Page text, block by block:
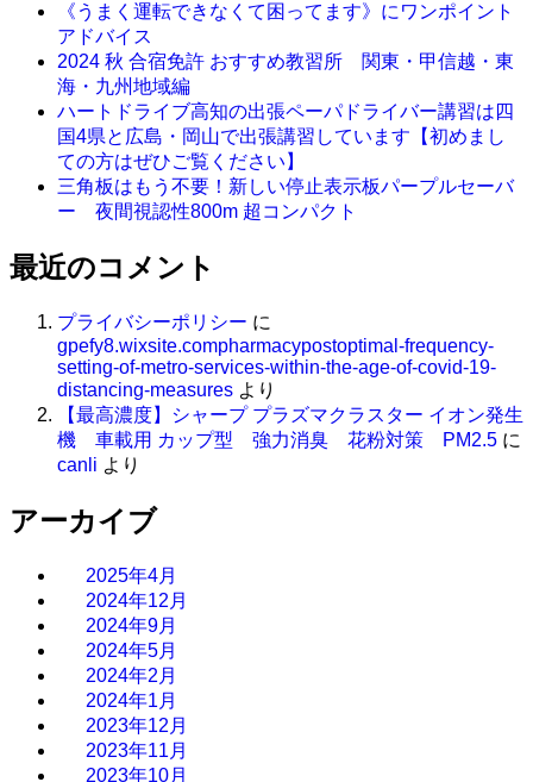
《うまく運転できなくて困ってます》にワンポイント
アドバイス
2024 秋 合宿免許 おすすめ教習所 関東・甲信越・東
海・九州地域編
ハートドライブ高知の出張ペーパドライバー講習は四
国4県と広島・岡山で出張講習しています【初めまし
ての方はぜひご覧ください】
三角板はもう不要！新しい停止表示板パープルセーバ
ー 夜間視認性800m 超コンパクト
最近のコメント
プライバシーポリシー に
gpefy8.wixsite.compharmacypostoptimal-frequency-
setting-of-metro-services-within-the-age-of-covid-19-
distancing-measures より
【最高濃度】シャープ プラズマクラスター イオン発生
機 車載用 カップ型 強力消臭 花粉対策 PM2.5 に
canli より
アーカイブ
2025年4月
2024年12月
2024年9月
2024年5月
2024年2月
2024年1月
2023年12月
2023年11月
2023年10月